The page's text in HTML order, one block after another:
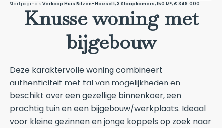
Startpagina Verkoop Huis Bilzen-Hoeselt, 3 Slaapkamers, 150 M², € 349.000
Knusse woning met
bijgebouw
Deze karaktervolle woning combineert
authenticiteit met tal van mogelijkheden en
beschikt over een gezellige binnenkoer, een
prachtig tuin en een bijgebouw/werkplaats. Ideaal
voor kleine gezinnen en jonge koppels op zoek naar